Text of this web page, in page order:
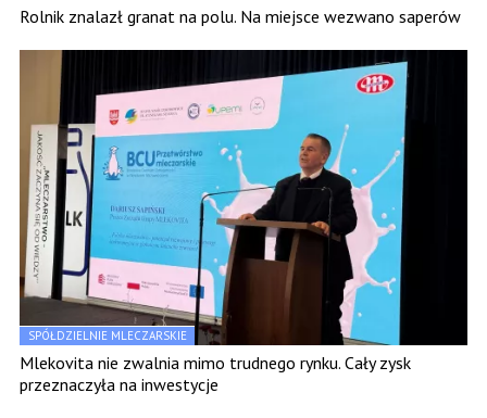
Rolnik znalazł granat na polu. Na miejsce wezwano saperów
SPÓŁDZIELNIE MLECZARSKIE
Mlekovita nie zwalnia mimo trudnego rynku. Cały zysk
przeznaczyła na inwestycje